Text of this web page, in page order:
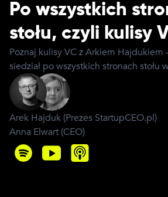
Po wszystkich
stołu, czyli kulisy
Poznaj kulisy VC z Arkiem Hajdukiem
siedział po wszystkich stronach stołu
Arek Hajduk (Prezes StartupCEO.pl)
Anna Elwart (CEO)